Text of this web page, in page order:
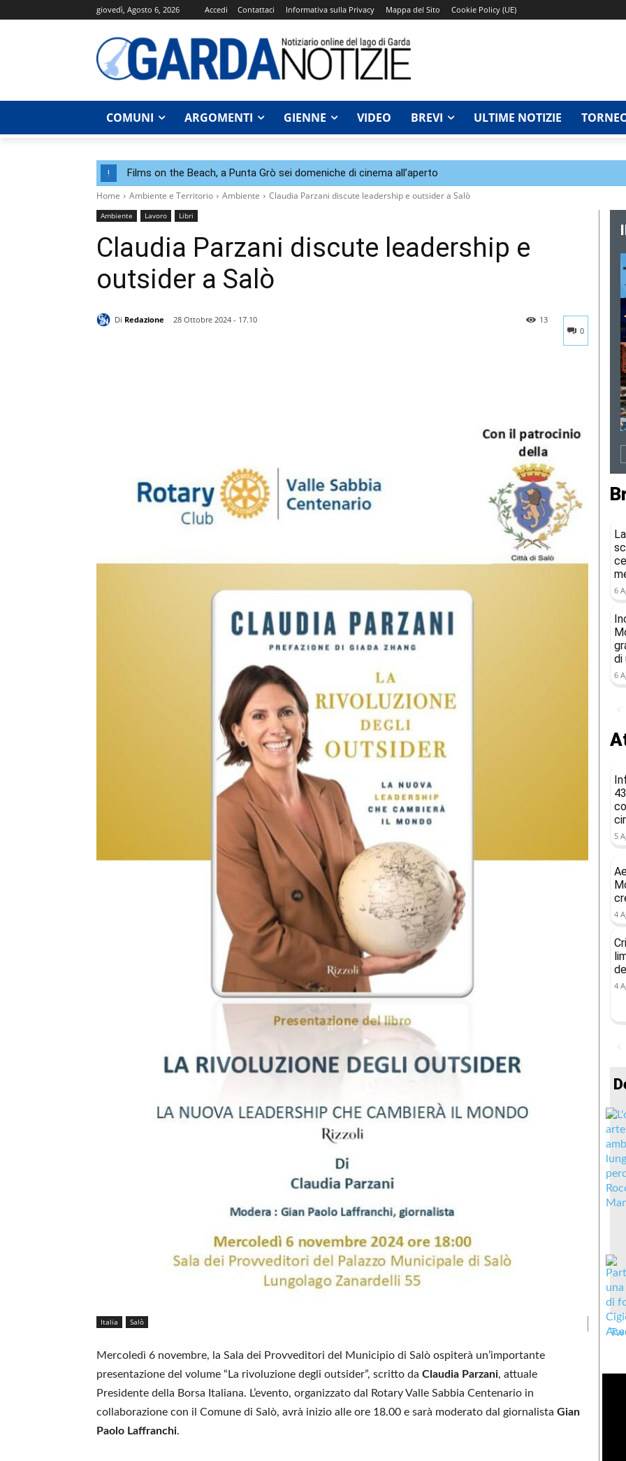
giovedì, Agosto 6, 2026 Accedi Contattaci Informativa sulla Privacy Mappa del Sito Cookie Policy (UE)
COMUNI ARGOMENTI GIENNE VIDEO BREVI ULTIME NOTIZIE
! Films on the Beach, a Punta Grò sei domeniche di cinema all’aperto
Home Ambiente e Territorio Ambiente Claudia Parzani discute leadership e outsider a Salò
Ambiente Lavoro Libri
Claudia Parzani discute leadership e
outsider a Salò
Di Redazione
28 Ottobre 2024 - 17.10
0
13
Italia Salò
Mercoledì 6 novembre, la Sala dei Provveditori del Municipio di Salò ospiterà un’importante
presentazione del volume “La rivoluzione degli outsider”, scritto da Claudia Parzani, attuale
Presidente della Borsa Italiana. L’evento, organizzato dal Rotary Valle Sabbia Centenario in
collaborazione con il Comune di Salò, avrà inizio alle ore 18.00 e sarà moderato dal giornalista Gian
Paolo Laffranchi.
6
di
6
5
4
4